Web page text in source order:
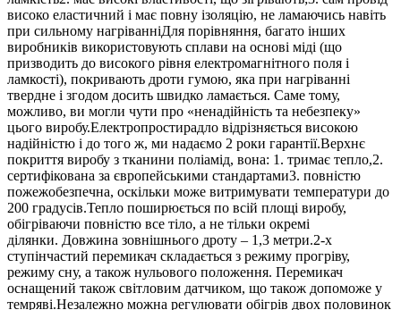
високо еластичний і має повну ізоляцію, не ламаючись навіть
при сильному нагріванніДля порівняння, багато інших
виробників використовують сплави на основі міді (що
призводить до високого рівня електромагнітного поля і
ламкості), покривають дроти гумою, яка при нагріванні
твердне і згодом досить швидко ламається. Саме тому,
можливо, ви могли чути про «ненадійність та небезпеку»
цього виробу.Електропростирадло відрізняється високою
надійністю і до того ж, ми надаємо 2 роки гарантії.Верхнє
покриття виробу з тканини поліамід, вона: 1. тримає тепло,2.
сертифікована за європейськими стандартами3. повністю
пожежобезпечна, оскільки може витримувати температури до
200 градусів.Тепло поширюється по всій площі виробу,
обігріваючи повністю все тіло, а не тільки окремі
ділянки. Довжина зовнішнього дроту – 1,3 метри.2-х
ступінчастий перемикач складається з режиму прогріву,
режиму сну, а також нульового положення. Перемикач
оснащений також світловим датчиком, що також допоможе у
темряві.Незалежно можна регулювати обігрів двох половинок